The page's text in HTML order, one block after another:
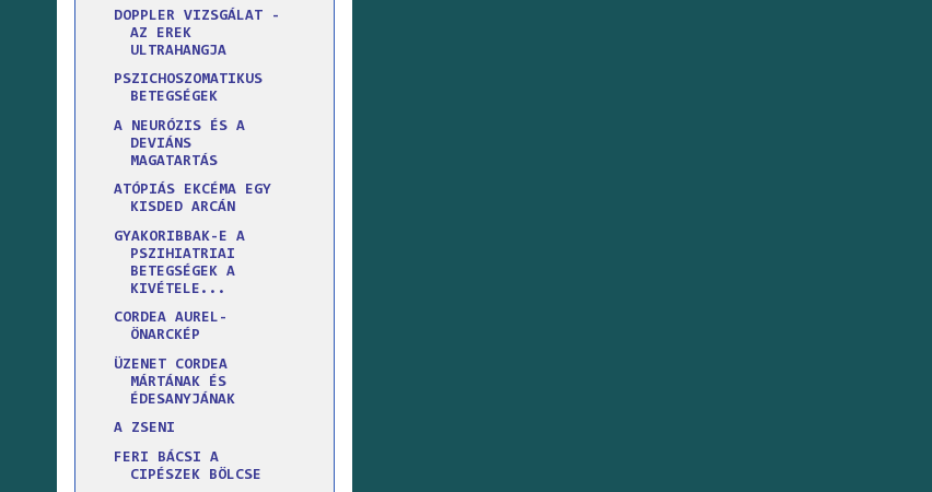
DOPPLER VIZSGÁLAT -
AZ EREK
ULTRAHANGJA
PSZICHOSZOMATIKUS
BETEGSÉGEK
A NEURÓZIS ÉS A
DEVIÁNS
MAGATARTÁS
ATÓPIÁS EKCÉMA EGY
KISDED ARCÁN
GYAKORIBBAK-E A
PSZIHIATRIAI
BETEGSÉGEK A
KIVÉTELE...
CORDEA AUREL-
ÖNARCKÉP
ÜZENET CORDEA
MÁRTÁNAK ÉS
ÉDESANYJÁNAK
A ZSENI
FERI BÁCSI A
CIPÉSZEK BÖLCSE